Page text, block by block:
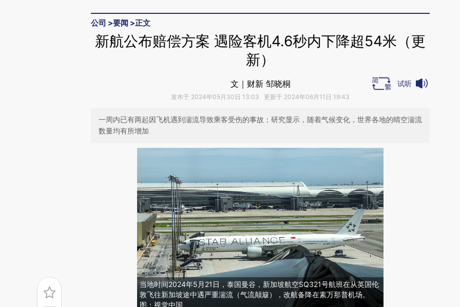
公司 >要闻 >正文
新航公布赔偿方案 遇险客机4.6秒内下降超54米（更
新）
文｜财新 邹晓桐
发布于 2024年05月30日 13:03 更新于 2024年06月11日 19:43
试听
一周内已有两起因飞机遇到湍流导致乘客受伤的事故；研究显示，随着气候变化，世界各地的晴空湍流
数量均有所增加
当地时间2024年5月21日，泰国曼谷，新加坡航空SQ321号航班在从英国伦
敦飞往新加坡途中遇严重湍流（气流颠簸），改航备降在素万那普机场。
图：视觉中国